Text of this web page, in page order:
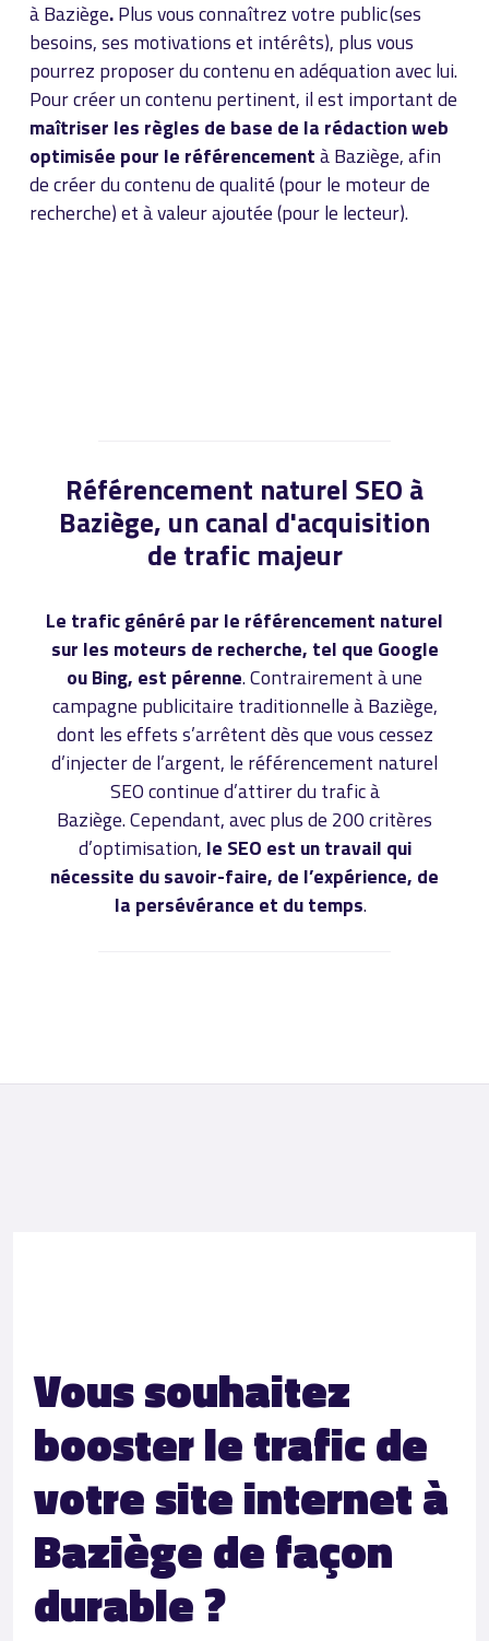
à Baziège.Plus vous connaîtrez votre public (ses
besoins, ses motivations et intérêts), plus vous
pourrez proposer du contenu en adéquation avec lui.
Pour créer un contenu pertinent, il est important de
maîtriser les règles de base de la rédaction web
optimisée pour le référencementà Baziège, afin
de créer du contenu de qualité (pour le moteur de
recherche) et à valeur ajoutée (pour le lecteur).
Référencement naturel SEO à
Baziège, un canal d'acquisition
de trafic majeur
Le trafic généré par le référencement naturel
sur les moteurs de recherche, tel que Google
ou Bing, est pérenne. Contrairement à une
campagne publicitaire traditionnelle à Baziège,
dont les effets s’arrêtent dès que vous cessez
d’injecter de l’argent, le référencement naturel
SEO continue d’attirer du trafic à
Baziège. Cependant, avec plus de 200 critères
d’optimisation, le SEO est un travail qui
nécessite du savoir-faire, de l’expérience, de
la persévérance et du temps.
Vous souhaitez
booster le trafic de
votre site internet à
Baziège de façon
durable ?